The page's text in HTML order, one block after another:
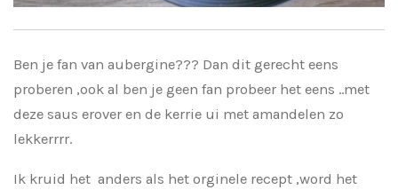
Ben je fan van aubergine??? Dan dit gerecht eens
proberen ,ook al ben je geen fan probeer het eens ..met
deze saus erover en de kerrie ui met amandelen zo
lekkerrrr.
Ik kruid het anders als het orginele recept ,word het